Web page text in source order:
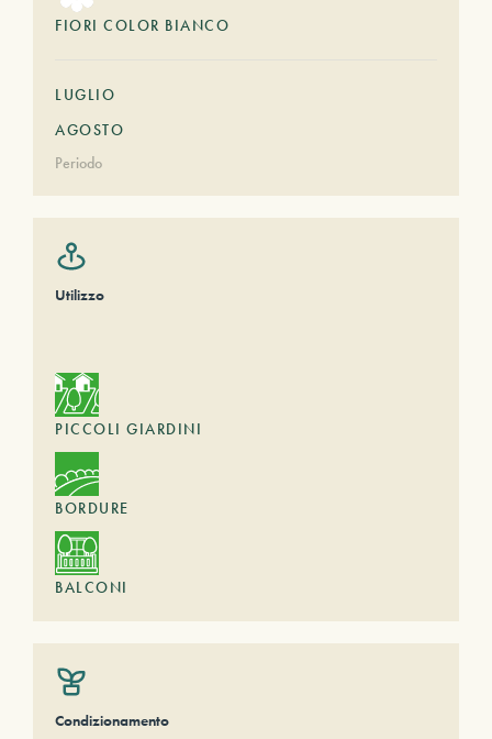
FIORI COLOR BIANCO
LUGLIO
AGOSTO
Periodo
Utilizzo
PICCOLI GIARDINI
BORDURE
BALCONI
Condizionamento